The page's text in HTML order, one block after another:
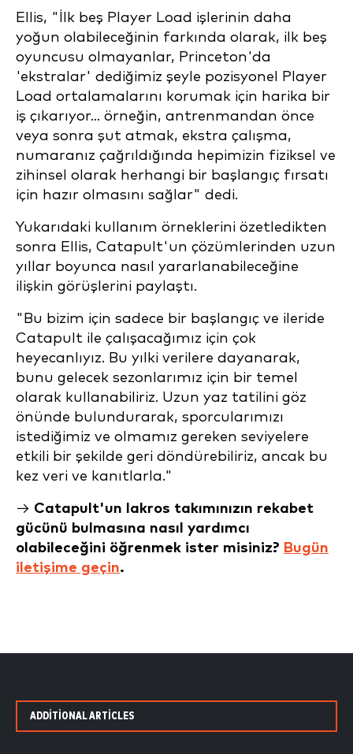
Ellis, "İlk beş Player Load işlerinin daha
yoğun olabileceğinin farkında olarak, ilk beş
oyuncusu olmayanlar, Princeton'da
'ekstralar' dediğimiz şeyle pozisyonel Player
Load ortalamalarını korumak için harika bir
iş çıkarıyor... örneğin, antrenmandan önce
veya sonra şut atmak, ekstra çalışma,
numaranız çağrıldığında hepimizin fiziksel ve
zihinsel olarak herhangi bir başlangıç fırsatı
için hazır olmasını sağlar" dedi.
Yukarıdaki kullanım örneklerini özetledikten
sonra Ellis, Catapult'un çözümlerinden uzun
yıllar boyunca nasıl yararlanabileceğine
ilişkin görüşlerini paylaştı.
"Bu bizim için sadece bir başlangıç ve ileride
Catapult ile çalışacağımız için çok
heyecanlıyız. Bu yılki verilere dayanarak,
bunu gelecek sezonlarımız için bir temel
olarak kullanabiliriz. Uzun yaz tatilini göz
önünde bulundurarak, sporcularımızı
istediğimiz ve olmamız gereken seviyelere
etkili bir şekilde geri döndürebiliriz, ancak bu
kez veri ve kanıtlarla."
→ Catapult'un lakros takımınızın rekabet
gücünü bulmasına nasıl yardımcı
olabileceğini öğrenmek ister misiniz? Bugün
iletişime geçin.
ADDITIONAL ARTICLES